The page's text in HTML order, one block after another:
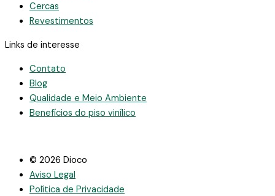
Cercas
Revestimentos
Links de interesse
Contato
Blog
Qualidade e Meio Ambiente
Benefícios do piso vinílico
© 2026 Dioco
Aviso Legal
Política de Privacidade